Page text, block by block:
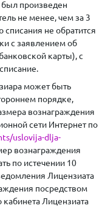
был произведен
не менее, чем за 3
списания не обратится
с заявлением об
карты), с
может быть
порядке,
вознаграждения
сети Интернет по
uslovija-dlja-
вознаграждения
по истечении 10
Лицензиата
посредством
Лицензиата